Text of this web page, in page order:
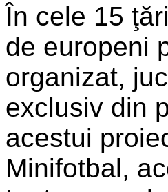
În cele 15
de europeni
organizat,
exclusiv din
acestui
Minifotbal,